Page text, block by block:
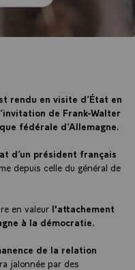
rendu en visite d’État en
de Frank-Walter
fédérale d’Allemagne.
d’un président français
depuis celle du général de
en valeur l'attachement
à la démocratie.
de la relation
jalonnée par des